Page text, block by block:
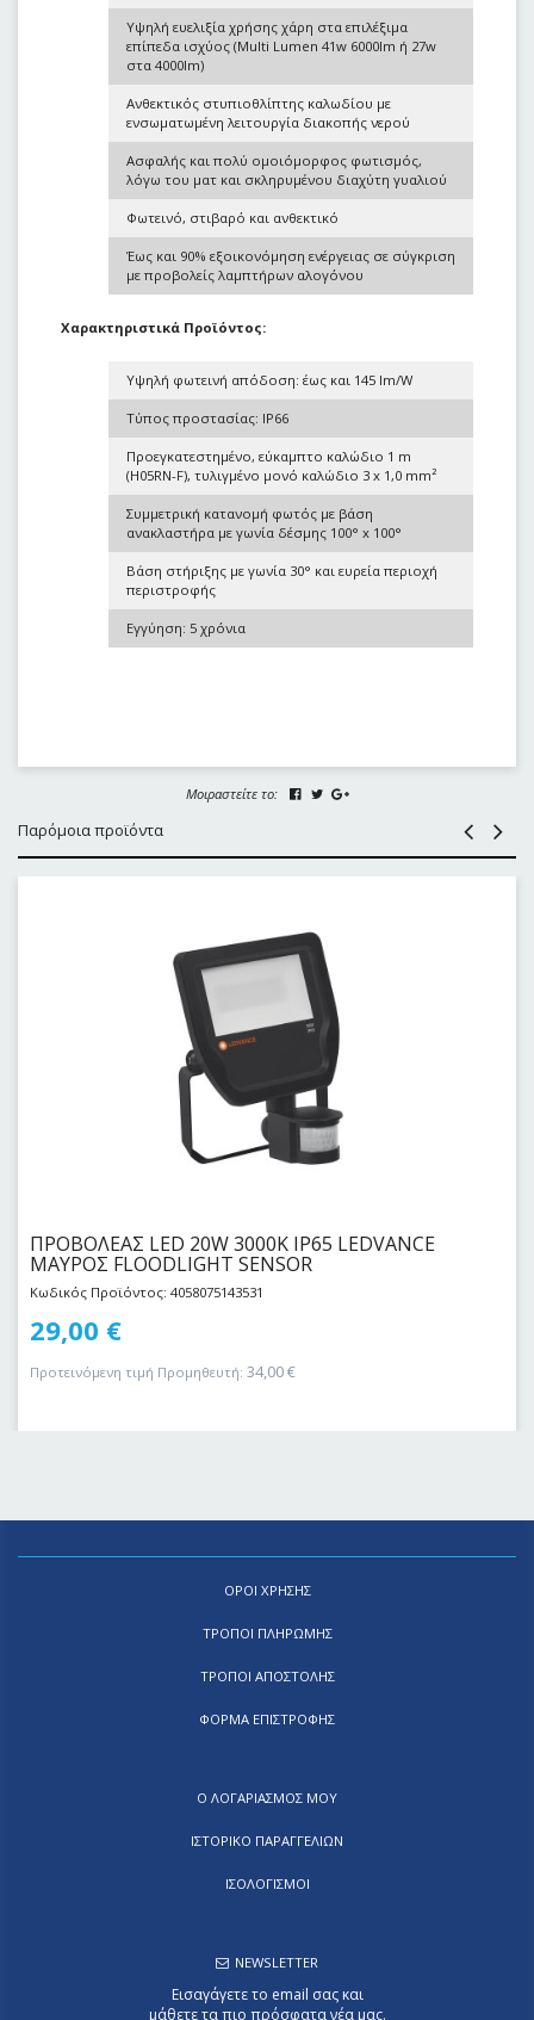
Υψηλή ευελιξία χρήσης χάρη στα επιλέξιμα
επίπεδα ισχύος (Multi Lumen 41w 6000lm ή 27w
στα 4000lm)
Ανθεκτικός στυπιοθλίπτης καλωδίου με
ενσωματωμένη λειτουργία διακοπής νερού
Ασφαλής και πολύ ομοιόμορφος φωτισμός,
λόγω του ματ και σκληρυμένου διαχύτη γυαλιού
Φωτεινό, στιβαρό και ανθεκτικό
Έως και 90% εξοικονόμηση ενέργειας σε σύγκριση
με προβολείς λαμπτήρων αλογόνου
Χαρακτηριστικά Προϊόντος:
Υψηλή φωτεινή απόδοση: έως και 145 lm/W
Τύπος προστασίας: IP66
Προεγκατεστημένο, εύκαμπτο καλώδιο 1 m
(H05RN-F), τυλιγμένο μονό καλώδιο 3 x 1,0 mm²
Συμμετρική κατανομή φωτός με βάση
ανακλαστήρα με γωνία δέσμης 100° x 100°
Βάση στήριξης με γωνία 30° και ευρεία περιοχή
περιστροφής
Εγγύηση: 5 χρόνια
Μοιραστείτε το:
Παρόμοια προϊόντα
ΠΡΟΒΟΛΕΑΣ LED 20W 3000Κ IP65 LEDVANCE
ΜΑΥΡΟΣ FLOODLIGHT SENSOR
Κωδικός Προϊόντος: 4058075143531
29,00 €
Προτεινόμενη τιμή Προμηθευτή: 34,00€
ΟΡΟΙ ΧΡΗΣΗΣ
ΤΡΟΠΟΙ ΠΛΗΡΩΜΗΣ
ΤΡΟΠΟΙ ΑΠΟΣΤΟΛΗΣ
ΦΟΡΜΑ ΕΠΙΣΤΡΟΦΗΣ
Ο ΛΟΓΑΡΙΑΣΜΟΣ ΜΟΥ
ΙΣΤΟΡΙΚΟ ΠΑΡΑΓΓΕΛΙΩΝ
ΙΣΟΛΟΓΙΣΜΟΙ
NEWSLETTER
Εισαγάγετε το email σας και
μάθετε τα πιο πρόσφατα νέα μας.